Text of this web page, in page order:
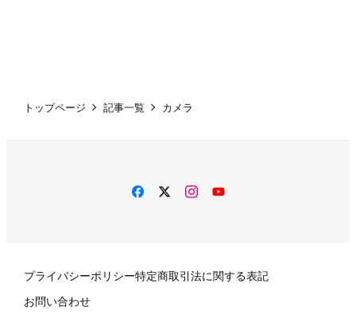
トップページ 記事一覧 カメラ
facebooktwitterinstagram
YouTube
プライバシーポリシー特定商取引法に関する表記
お問い合わせ